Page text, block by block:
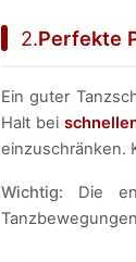
2.Perfekte
Ein guter
Halt bei
einzuschränken.
Wichtig: Die